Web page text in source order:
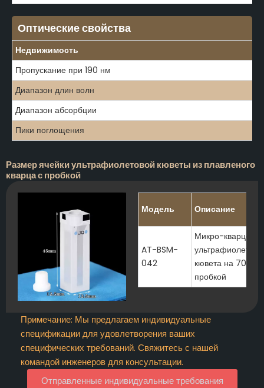
Оптические свойства
Недвижимость
Пропускание при 190 нм
Диапазон длин волн
Диапазон абсорбции
Пики поглощения
Размер ячейки ультрафиолетовой кюветы из плавленого
кварца с пробкой
Модель Описание
AT-BSM-
042
Микро-кварцевая
кювета на 700
пробкой
Примечание: Мы предлагаем индивидуальные
спецификации для удовлетворения ваших
специфических требований. Свяжитесь с нашей
командой инженеров для консультации.
Отправленные индивидуальные требования